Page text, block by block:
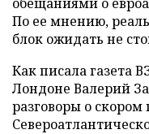
По ее мнению,
блок ожидать не
Как писала газета
Лондоне Валерий
разговоры о